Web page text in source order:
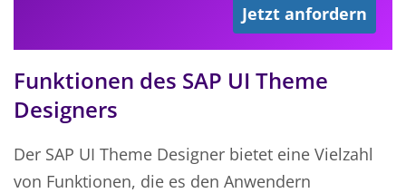
Jetzt anfordern
Funktionen des SAP UI Theme
Designers
Der SAP UI Theme Designer bietet eine Vielzahl
von Funktionen, die es den Anwendern